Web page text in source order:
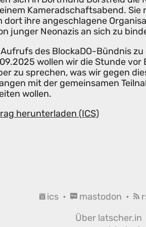
Kameradschaftsabend.
dort ihre angeschlagene
junger Neonazis an sich zu
des BlockaDO-Bündnis
wollen wir die Stunde
zu sprechen, was wir gegen
mit der gemeinsamen
wollen.
herunterladen (ICS)
ics • mastodon •
Über latscher.in